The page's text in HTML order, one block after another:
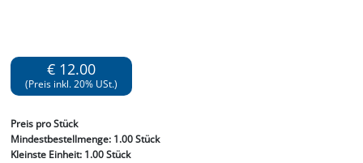
€ 12.00
(Preis inkl. 20% USt.)
Preis pro Stück
Mindestbestellmenge: 1.00 Stück
Kleinste Einheit:1.00 Stück